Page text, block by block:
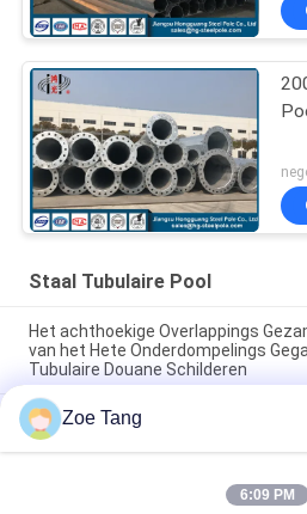
Staal Tubulaire Pool
Het achthoekige Overlappings
van het Hete Onderdompelings
Tubulaire Douane Schilderen
De hete Superieure Hop
Polen van het Broodjesstaal/
Van het de Torenstaal van de hete
Gegalvaniseerde Macht Verbinding
Zoe Tang
6:09 PM